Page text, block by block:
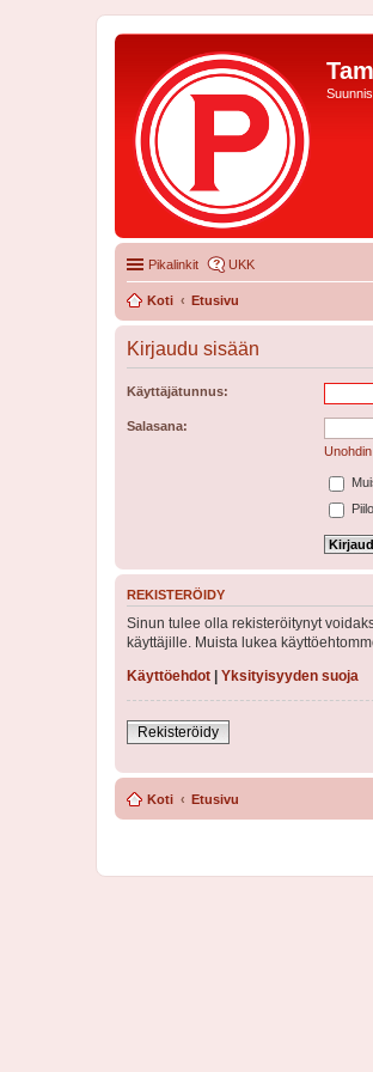
Pikalinkit UKK
Koti Etusivu
Kirjaudu sisään
Käyttäjätunnus:
Salasana:
REKISTERÖIDY
Sinun tulee olla rekisteröitynyt
käyttäjille. Muista lukea
Käyttöehdot | Yksityisyyden suoja
Rekisteröidy
Koti Etusivu